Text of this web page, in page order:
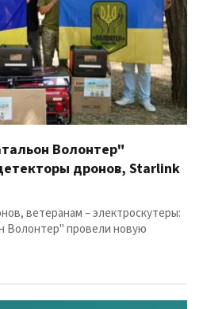
Волонтер"
дронов, Starlink
ветеранам – электроскутеры:
Волонтер" провели новую